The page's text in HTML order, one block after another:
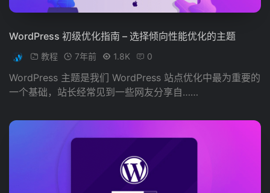
WordPress 初级优化指南 – 选择倾向性能优化的主题
教程 7年前 1.8K 0
WordPress 主题是我们 WordPress 站点优化中最为重要的
一个基础，站长经常见到一些网友分享自……